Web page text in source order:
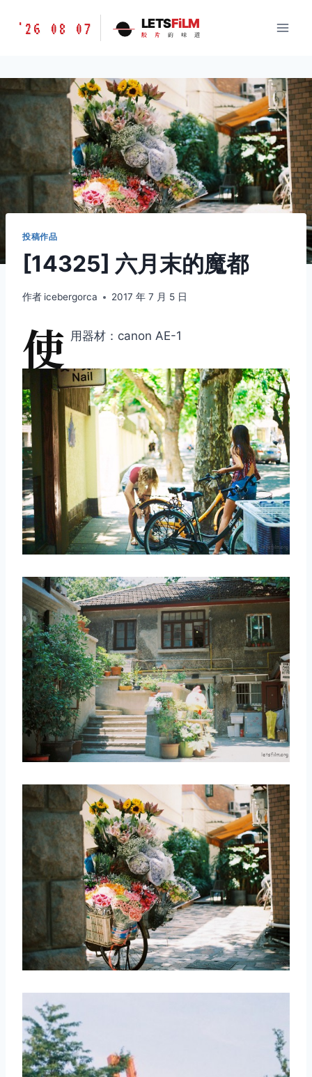
胶
味
道
LETSFILM
'26 08 07 LETSFiLM
胶 片 的 味 道
投稿作品
[14325] 六月末的魔都
作者 icebergorca 2017 年 7 月 5 日
使 用器材：canon AE-1